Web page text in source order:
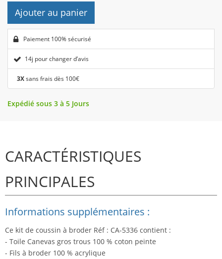
Ajouter au panier
Paiement 100% sécurisé
14j pour changer d’avis
3Xsans frais dès 100€
Expédié sous 3 à 5 Jours
CARACTÉRISTIQUES
PRINCIPALES
Informations supplémentaires :
Ce kit de coussin à broder Réf : CA-5336 contient :
- Toile Canevas gros trous 100 % coton peinte
- Fils à broder 100 % acrylique